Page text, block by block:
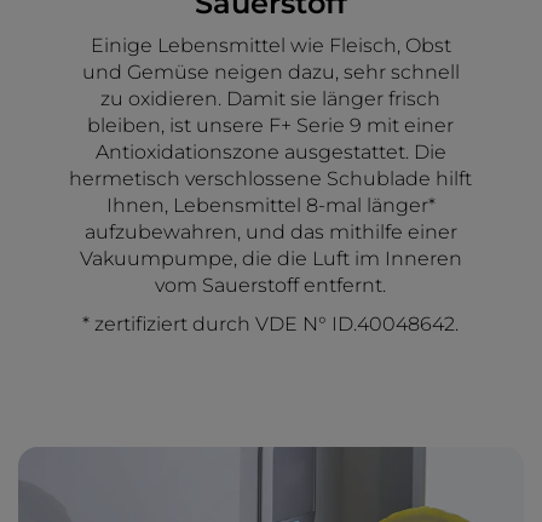
Einige Lebensmittel wie Fleisch, Obst
und Gemüse neigen dazu, sehr schnell
zu oxidieren. Damit sie länger frisch
bleiben, ist unsere F+ Serie 9 mit einer
Antioxidationszone ausgestattet. Die
hermetisch verschlossene Schublade hilft
Ihnen, Lebensmittel 8-mal länger*
aufzubewahren, und das mithilfe einer
Vakuumpumpe, die die Luft im Inneren
vom Sauerstoff entfernt.
* zertifiziert durch VDE N° ID.40048642.